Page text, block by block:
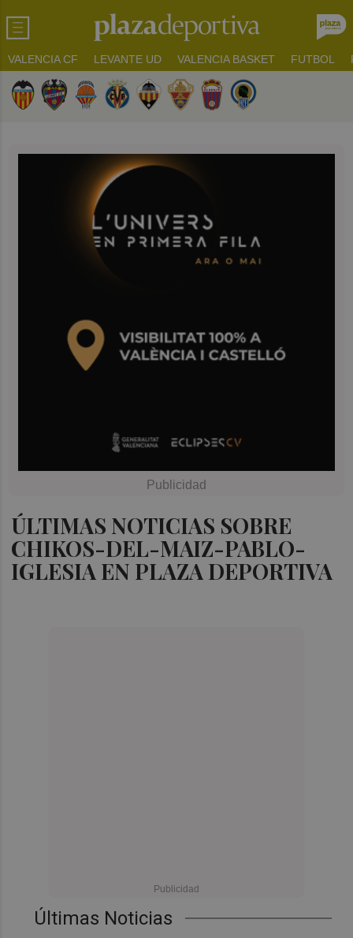
VALENCIA CF LEVANTE UD VALENCIA BASKET FUTBOL
ÚLTIMAS NOTICIAS SOBRE
CHIKOS-DEL-MAIZ-PABLO-
IGLESIA EN PLAZA DEPORTIVA
Últimas Noticias